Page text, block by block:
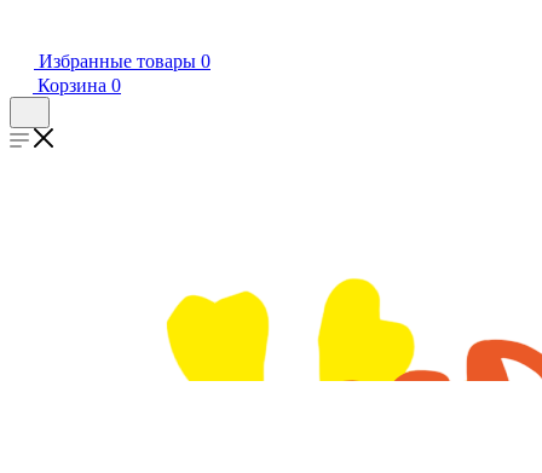
Избранные товары 0
Корзина 0